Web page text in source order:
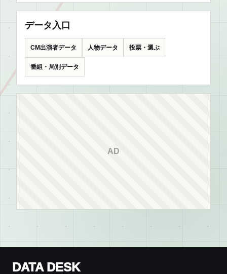
データ入口
CM出演者データ 人物データ 投票・選ぶ
番組・局別データ
AD
DATA DESK